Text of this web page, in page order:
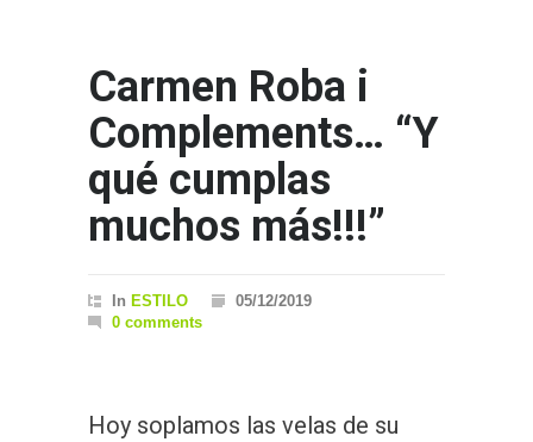
Carmen Roba i
Complements… “Y
qué cumplas
muchos más!!!”
In ESTILO
05/12/2019
0 comments
Hoy soplamos las velas de su